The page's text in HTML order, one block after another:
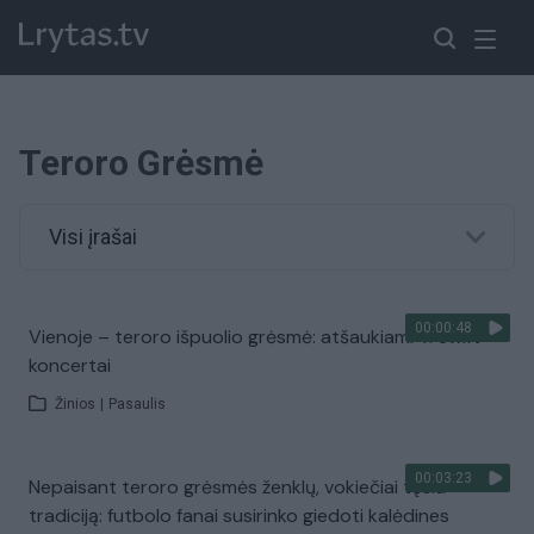
Teroro Grėsmė
Visi įrašai
00:00:48
Vienoje – teroro išpuolio grėsmė: atšaukiami T. Swift
koncertai
Žinios Pasaulis
00:03:23
Nepaisant teroro grėsmės ženklų, vokiečiai tęsia
tradiciją: futbolo fanai susirinko giedoti kalėdines